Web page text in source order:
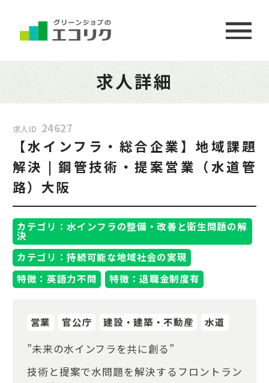
求人詳細
求人ID 24627
【水インフラ・総合企業】地域課題
解決 | 鋼管技術・提案営業（水道管
路）大阪
カテゴリ：水インフラの整備・改善と衛生問題の解
決
カテゴリ：持続可能な地域社会の実現
特徴：英語力不問
特徴：退職金制度有
営業 官公庁 建設・建築・不動産 水道
”未来の水インフラを共に創る”
技術と提案で水問題を解決するフロントラン